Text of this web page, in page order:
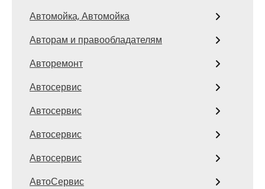
Автомойка, Автомойка
Авторам и правообладателям
Авторемонт
Автосервис
Автосервис
Автосервис
Автосервис
АвтоСервис